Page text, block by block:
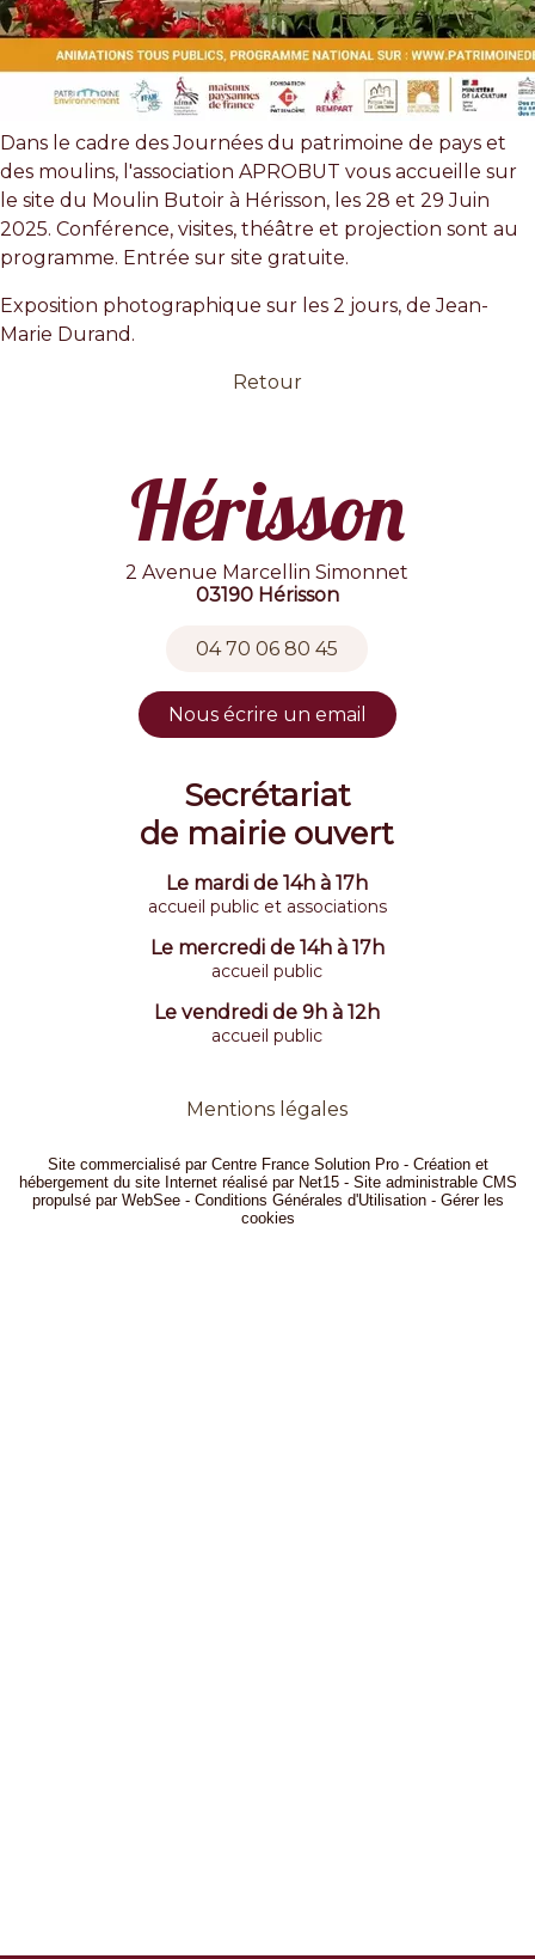
Dans le cadre des Journées du patrimoine de pays et
des moulins, l'association APROBUT vous accueille sur
le site du Moulin Butoir à Hérisson, les 28 et 29 Juin
2025. Conférence, visites, théâtre et projection sont au
programme. Entrée sur site gratuite.
Exposition photographique sur les 2 jours, de Jean-
Marie Durand.
Retour
Hérisson
2 Avenue Marcellin Simonnet
03190 Hérisson
04 70 06 80 45
Nous écrire un email
Secrétariat
de mairie ouvert
Le mardi de 14h à 17h
accueil public et associations
Le mercredi de 14h à 17h
accueil public
Le vendredi de 9h à 12h
accueil public
Mentions légales
Site commercialisé par Centre France Solution Pro- Création et
hébergement du site Internet réalisé par Net15- Site administrable CMS
propulsé par WebSee- Conditions Générales d'Utilisation- Gérer les
cookies